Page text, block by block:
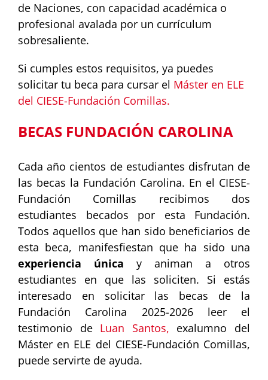
de Naciones, con capacidad académica o
profesional avalada por un currículum
sobresaliente.
Si cumples estos requisitos, ya puedes
solicitar tu beca para cursar el Máster en ELE
del CIESE-Fundación Comillas.
BECAS FUNDACIÓN CAROLINA
Cada año cientos de estudiantes disfrutan de
las becas la Fundación Carolina. En el CIESE-
Fundación Comillas recibimos dos
estudiantes becados por esta Fundación.
Todos aquellos que han sido beneficiarios de
esta beca, manifesfiestan que ha sido una
experiencia única y animan a otros
estudiantes en que las soliciten. Si estás
interesado en solicitar las becas de la
Fundación Carolina 2025-2026 leer el
testimonio de Luan Santos, exalumno del
Máster en ELE del CIESE-Fundación Comillas,
puede servirte de ayuda.